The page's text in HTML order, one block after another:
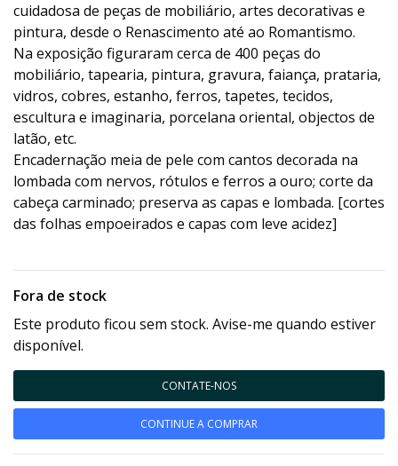
cuidadosa de peças de mobiliário, artes decorativas e
pintura, desde o Renascimento até ao Romantismo.
Na exposição figuraram cerca de 400 peças do
mobiliário, tapearia, pintura, gravura, faiança, prataria,
vidros, cobres, estanho, ferros, tapetes, tecidos,
escultura e imaginaria, porcelana oriental, objectos de
latão, etc.
Encadernação meia de pele com cantos decorada na
lombada com nervos, rótulos e ferros a ouro; corte da
cabeça carminado; preserva as capas e lombada. [cortes
das folhas empoeirados e capas com leve acidez]
Fora de stock
Este produto ficou sem stock. Avise-me quando estiver
disponível.
CONTATE-NOS
CONTINUE A COMPRAR